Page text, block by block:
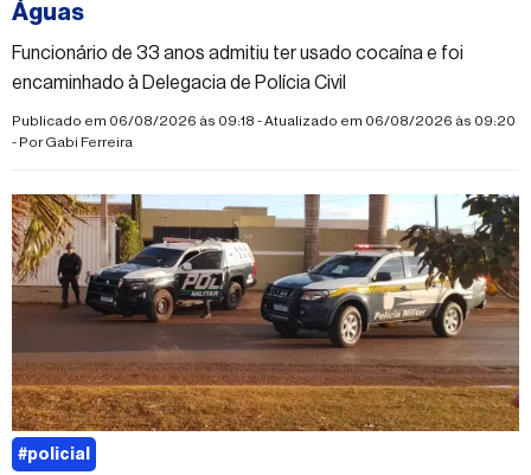
Águas
Funcionário de 33 anos admitiu ter usado cocaína e foi
encaminhado à Delegacia de Polícia Civil
Publicado em 06/08/2026 às 09:18 - Atualizado em 06/08/2026 às 09:20
- PorGabi Ferreira
#policial